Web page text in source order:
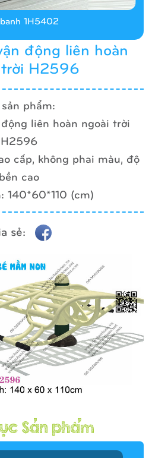
động liên hoàn
H2596
phẩm:
động liên hoàn ngoài trời
H2596
cấp, không phai màu, độ
bền cao
140*60*110 (cm)
sẻ:
1H5402